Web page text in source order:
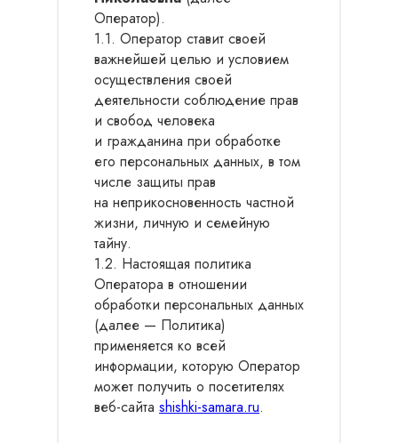
Оператор).
1.1. Оператор ставит своей
важнейшей целью и условием
осуществления своей
деятельности соблюдение прав
и свобод человека
и гражданина при обработке
его персональных данных, в том
числе защиты прав
на неприкосновенность частной
жизни, личную и семейную
тайну.
1.2. Настоящая политика
Оператора в отношении
обработки персональных данных
(далее — Политика)
применяется ко всей
информации, которую Оператор
может получить о посетителях
веб-сайта shishki-samara.ru.